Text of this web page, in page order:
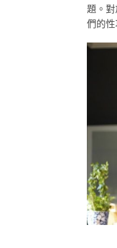
題。
們的